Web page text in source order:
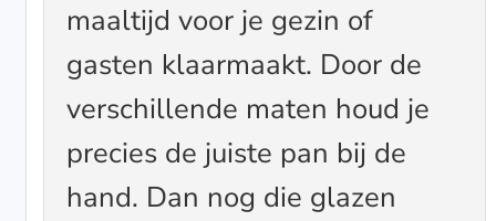
maaltijd voor je gezin of
gasten klaarmaakt. Door de
verschillende maten houd je
precies de juiste pan bij de
hand. Dan nog die glazen